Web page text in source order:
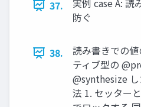
37.
実例 case A: 読
防ぐ
38.
読み書きでの
ティブ型の
@synthesize
法 1. セッター